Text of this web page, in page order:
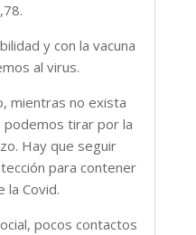
y con la vacuna
al virus.
mientras no exista
podemos tirar por la
Hay que seguir
para contener
la Covid.
pocos contactos